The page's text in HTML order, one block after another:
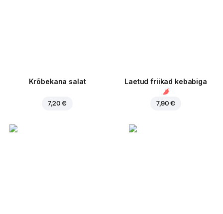
Krõbekana salat
7,20 €
Laetud friikad kebabiga
7,90 €